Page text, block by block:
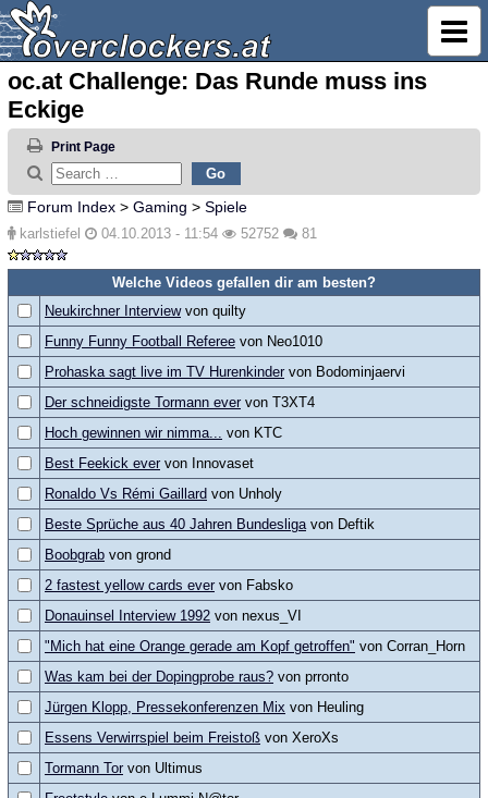
oc.at Challenge: Das Runde muss ins
Eckige
Print Page
Forum Index > Gaming > Spiele
karlstiefel 04.10.2013 - 11:54 52752 81
Welche Videos gefallen dir am besten?
Neukirchner Interviewvon quilty
Funny Funny Football Referee von Neo1010
Prohaska sagt live im TV Hurenkinder von Bodominjaervi
Der schneidigste Tormann ever von T3XT4
Hoch gewinnen wir nimma...
von KTC
Best Feekick ever von Innovaset
Ronaldo Vs Rémi Gaillard von Unholy
Beste Sprüche aus 40 Jahren Bundesliga von Deftik
Boobgrab von grond
2 fastest yellow cards ever von Fabsko
Donauinsel Interview 1992 von nexus_VI
"Mich hat eine Orange gerade am Kopf getroffen" von Corran_Horn
Was kam bei der Dopingprobe raus? von prronto
Jürgen Klopp, Pressekonferenzen Mix von Heuling
Essens Verwirrspiel beim Freistoß von XeroXs
Tormann Tor von Ultimus